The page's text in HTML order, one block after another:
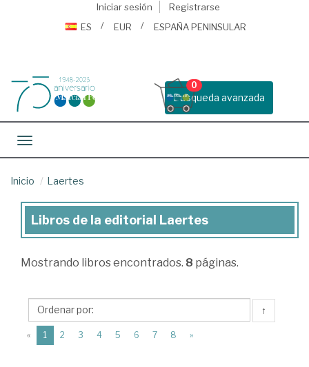
Iniciar sesión
Registrarse
ES
EUR ESPAÑA PENINSULAR
Busqueda avanzada
0
Toggle navigation
Inicio Laertes
Libros
la
Laertes
Libros de la editorial Laertes
Mostrando libros encontrados. 8 páginas.
↑
« 1 (current)
2 3 4 5 6 7 8 »